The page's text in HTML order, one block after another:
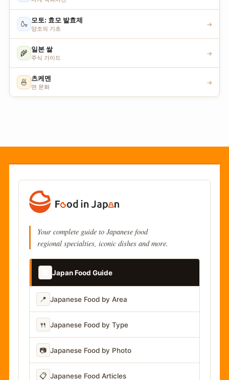
🍶 모토: 효모 발효제
양조의 기초
→
🌾 일본 쌀
주식 가이드
→
🍜 츠케멘
면 문화
→
Your complete guide to Japanese food
regional specialties, iconic dishes and more.
Japan Food Guide
📍 Japanese Food by Area
🍴 Japanese Food by Type
📷 Japanese Food by Photo
📋 Japanese Food Articles